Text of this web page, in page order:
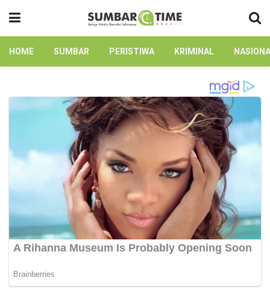
HOME SUMBAR PERISTIWA KRIMINAL